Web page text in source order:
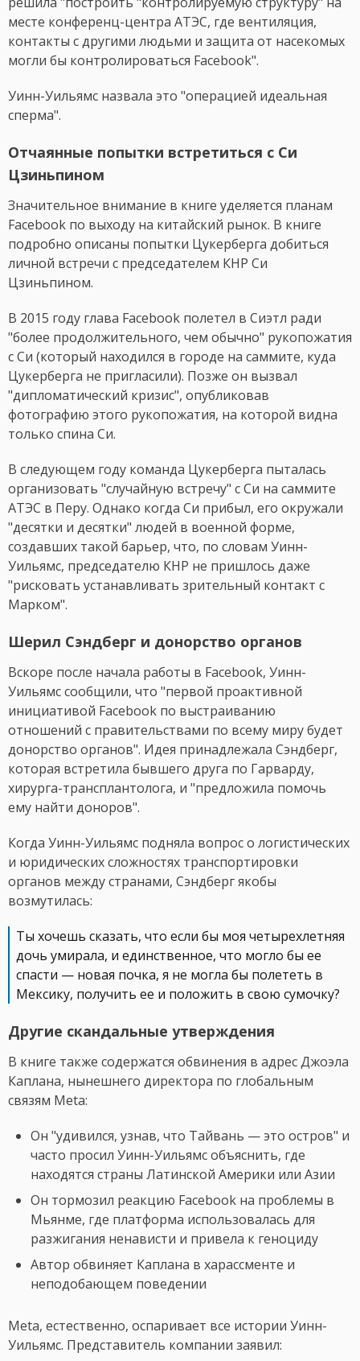
месте конференц-центра АТЭС, где вентиляция,
контакты с другими людьми и защита от насекомых
могли бы контролироваться Facebook".
Уинн-Уильямс назвала это "операцией идеальная
сперма".
Отчаянные попытки встретиться с Си
Цзиньпином
Значительное внимание в книге уделяется планам
Facebook по выходу на китайский рынок. В книге
подробно описаны попытки Цукерберга добиться
личной встречи с председателем КНР Си
Цзиньпином.
В 2015 году глава Facebook полетел в Сиэтл ради
"более продолжительного, чем обычно" рукопожатия
с Си (который находился в городе на саммите, куда
Цукерберга не пригласили). Позже он вызвал
"дипломатический кризис", опубликовав
фотографию этого рукопожатия, на которой видна
только спина Си.
В следующем году команда Цукерберга пыталась
организовать "случайную встречу" с Си на саммите
АТЭС в Перу. Однако когда Си прибыл, его окружали
"десятки и десятки" людей в военной форме,
создавших такой барьер, что, по словам Уинн-
Уильямс, председателю КНР не пришлось даже
"рисковать устанавливать зрительный контакт с
Марком".
Шерил Сэндберг и донорство органов
Вскоре после начала работы в Facebook, Уинн-
Уильямс сообщили, что "первой проактивной
инициативой Facebook по выстраиванию
отношений с правительствами по всему миру будет
донорство органов". Идея принадлежала Сэндберг,
которая встретила бывшего друга по Гарварду,
хирурга-трансплантолога, и "предложила помочь
ему найти доноров".
Когда Уинн-Уильямс подняла вопрос о логистических
и юридических сложностях транспортировки
органов между странами, Сэндберг якобы
возмутилась:
Ты хочешь сказать, что если бы моя четырехлетняя
дочь умирала, и единственное, что могло бы ее
спасти — новая почка, я не могла бы полететь в
Мексику, получить ее и положить в свою сумочку?
Другие скандальные утверждения
В книге также содержатся обвинения в адрес Джоэла
Каплана, нынешнего директора по глобальным
связям Meta:
Он "удивился, узнав, что Тайвань — это остров" и
часто просил Уинн-Уильямс объяснить, где
находятся страны Латинской Америки или Азии
Он тормозил реакцию Facebook на проблемы в
Мьянме, где платформа использовалась для
разжигания ненависти и привела к геноциду
Автор обвиняет Каплана в харассменте и
неподобающем поведении
Meta, естественно, оспаривает все истории Уинн-
Уильямс. Представитель компании заявил: